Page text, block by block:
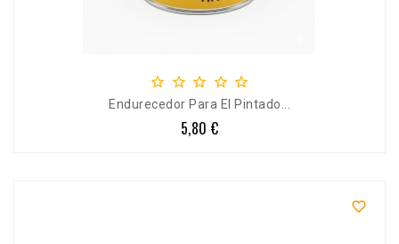
    
Endurecedor Para El Pintado...
Precio
5,80 €
